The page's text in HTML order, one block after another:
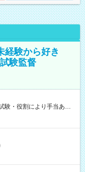
経験から好き
験監督
払い）オプションあ
ほどで給与の一部を受け
憩1時間） 時給1,300円
の役割により時給＋100
（休憩なし） 時給1,300
円＋交通費 【試用期